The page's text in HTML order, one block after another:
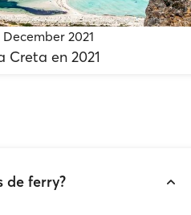
December 2021
Creta en 2021
de ferry?